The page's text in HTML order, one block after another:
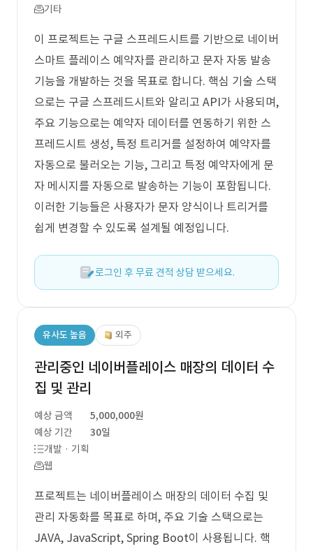
기타
이 프로젝트는 구글 스프레드시트를 기반으로 네이버
스마트 플레이스 예약자를 관리하고 문자 자동 발송
기능을 개발하는 것을 목표로 합니다. 핵심 기술 스택
으로는 구글 스프레드시트와 알리고 API가 사용되며,
주요 기능으로는 예약자 데이터를 연동하기 위한 스
프레드시트 생성, 특정 트리거를 설정하여 예약자를
자동으로 불러오는 기능, 그리고 특정 예약자에게 문
자 메시지를 자동으로 발송하는 기능이 포함됩니다.
이러한 기능들은 사용자가 문자 양식이나 트리거를
쉽게 변경할 수 있도록 설계될 예정입니다.
로그인 후 무료 견적 상담 받으세요.
유사도 높음 외주
관리중인 네이버플레이스 매장의 데이터 수
집 및 관리
예상 금액
5,000,000원
예상 기간
30일
개발 · 기획
웹
프로젝트는 네이버플레이스 매장의 데이터 수집 및
관리 자동화를 목표로 하며, 주요 기술 스택으로는
JAVA, JavaScript, Spring Boot이 사용됩니다. 핵